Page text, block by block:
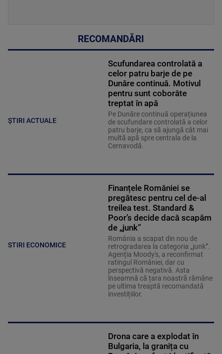
RECOMANDĂRI
ȘTIRI ACTUALE
Scufundarea controlată a
celor patru barje de pe
Dunăre continuă. Motivul
pentru sunt coborâte
treptat în apă
Pe Dunăre continuă operațiunea
de scufundare controlată a celor
patru barje, ca să ajungă cât mai
multă apă spre centrala de la
Cernavodă.
STIRI ECONOMICE
Finanțele României se
pregătesc pentru cel de-al
treilea test. Standard &
Poor’s decide dacă scapăm
de „junk”
România a scapat din nou de
retrogradarea la categoria „junk”.
Agenția Moody's, a reconfirmat
ratingul României, dar cu
perspectivă negativă. Asta
înseamnă că țara noastră rămâne
pe ultima treaptă recomandată
investițiilor.
Drona care a explodat în
Bulgaria, la granița cu